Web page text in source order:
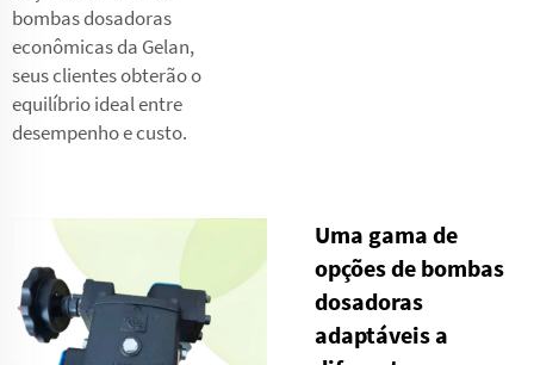
bombas dosadoras
econômicas da Gelan,
seus clientes obterão o
equilíbrio ideal entre
desempenho e custo.
Uma gama de
opções de bombas
dosadoras
adaptáveis a